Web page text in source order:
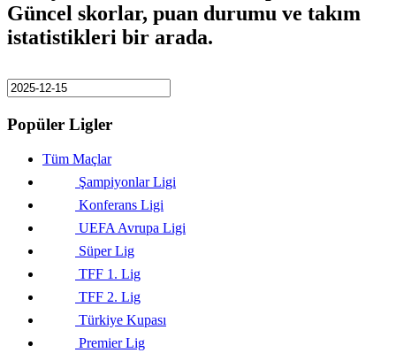
Güncel skorlar, puan durumu ve takım
istatistikleri bir arada.
Popüler Ligler
Tüm Maçlar
Şampiyonlar Ligi
Konferans Ligi
UEFA Avrupa Ligi
Süper Lig
TFF 1. Lig
TFF 2. Lig
Türkiye Kupası
Premier Lig